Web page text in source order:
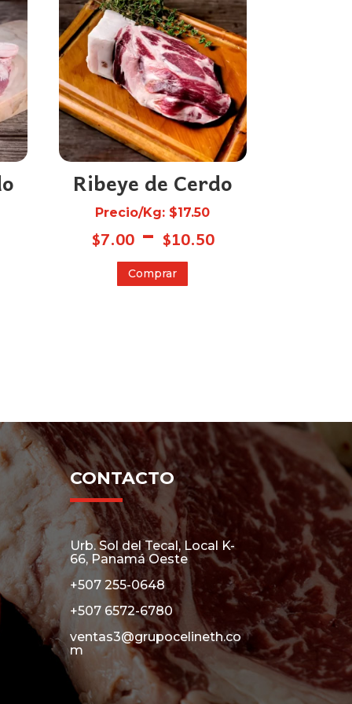
Ribeye de Cerdo
Precio/Kg: $17.50
$7.00 - $10.50Rango
de
Comprar
pueden
elegir
en
la
página
de
producto
CONTACTO
Urb. Sol del Tecal, Local K-
66, Panamá Oeste
+507 255-0648
+507 6572-6780
ventas3@grupocelineth.co
m